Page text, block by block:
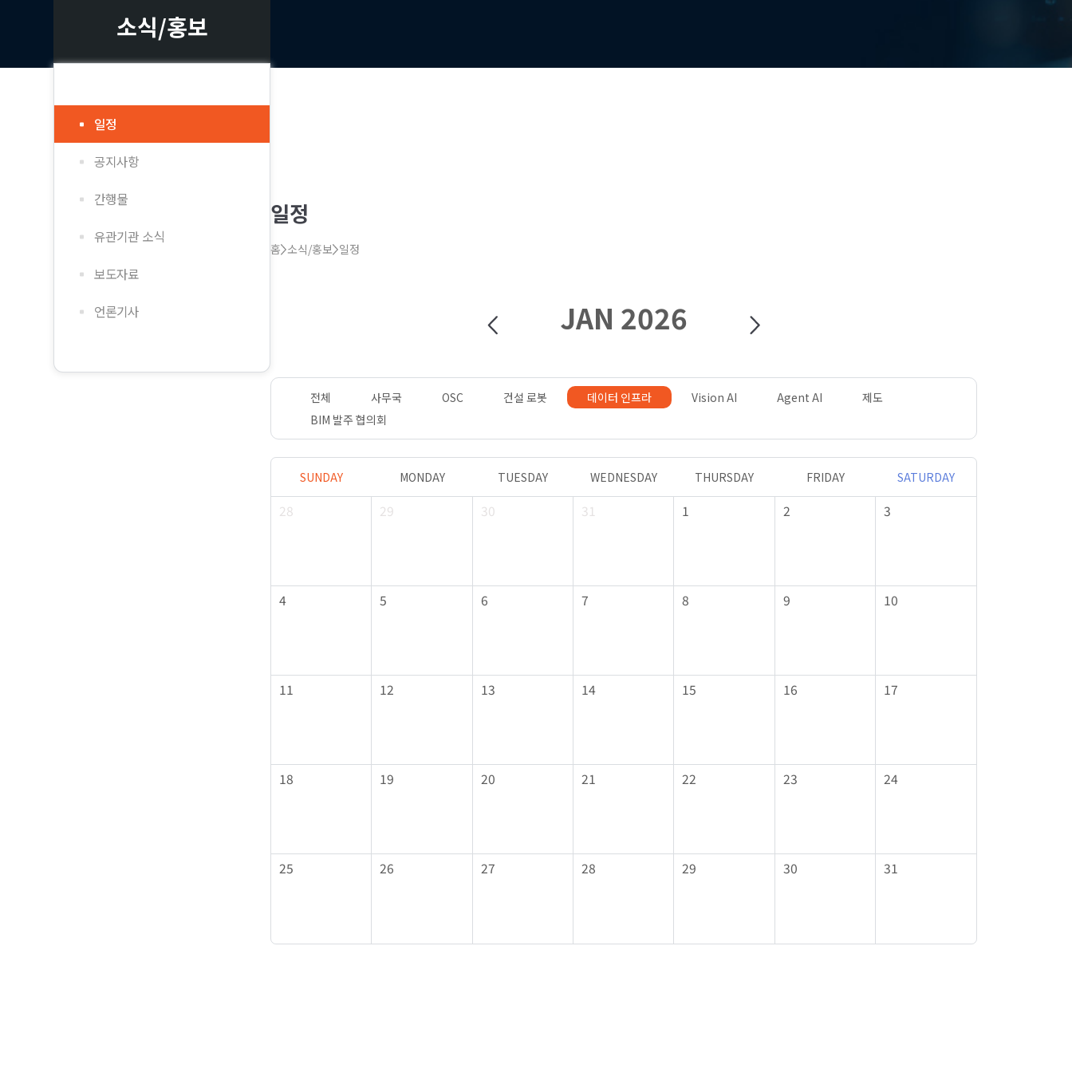
소식/홍보
일정
공지사항
간행물
유관기관 소식
보도자료
언론기사
일정
홈 소식/홍보 일정
JAN 2026
전체 사무국 OSC 건설 로봇 데이터 인프라 Vision AI Agent AI
제도
BIM 발주 협의회
SUNDAY MONDAY TUESDAY WEDNESDAY THURSDAY FRIDAY SATURDAY
28 29 30 31 1 2 3
4 5 6 7 8 9 10
11 12 13 14 15 16 17
18 19 20 21 22 23 24
25 26 27 28 29 30 31